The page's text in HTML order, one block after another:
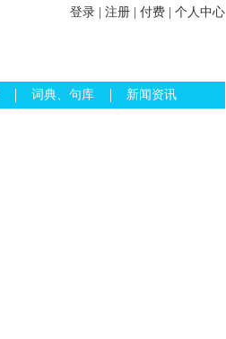
登录 注册 付费 个人中心
词典、句库 新闻资讯